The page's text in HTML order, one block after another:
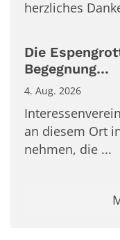
herzliches
Die
Begegnung…
4. Aug. 2026
an diesem Ort
nehmen, die ...